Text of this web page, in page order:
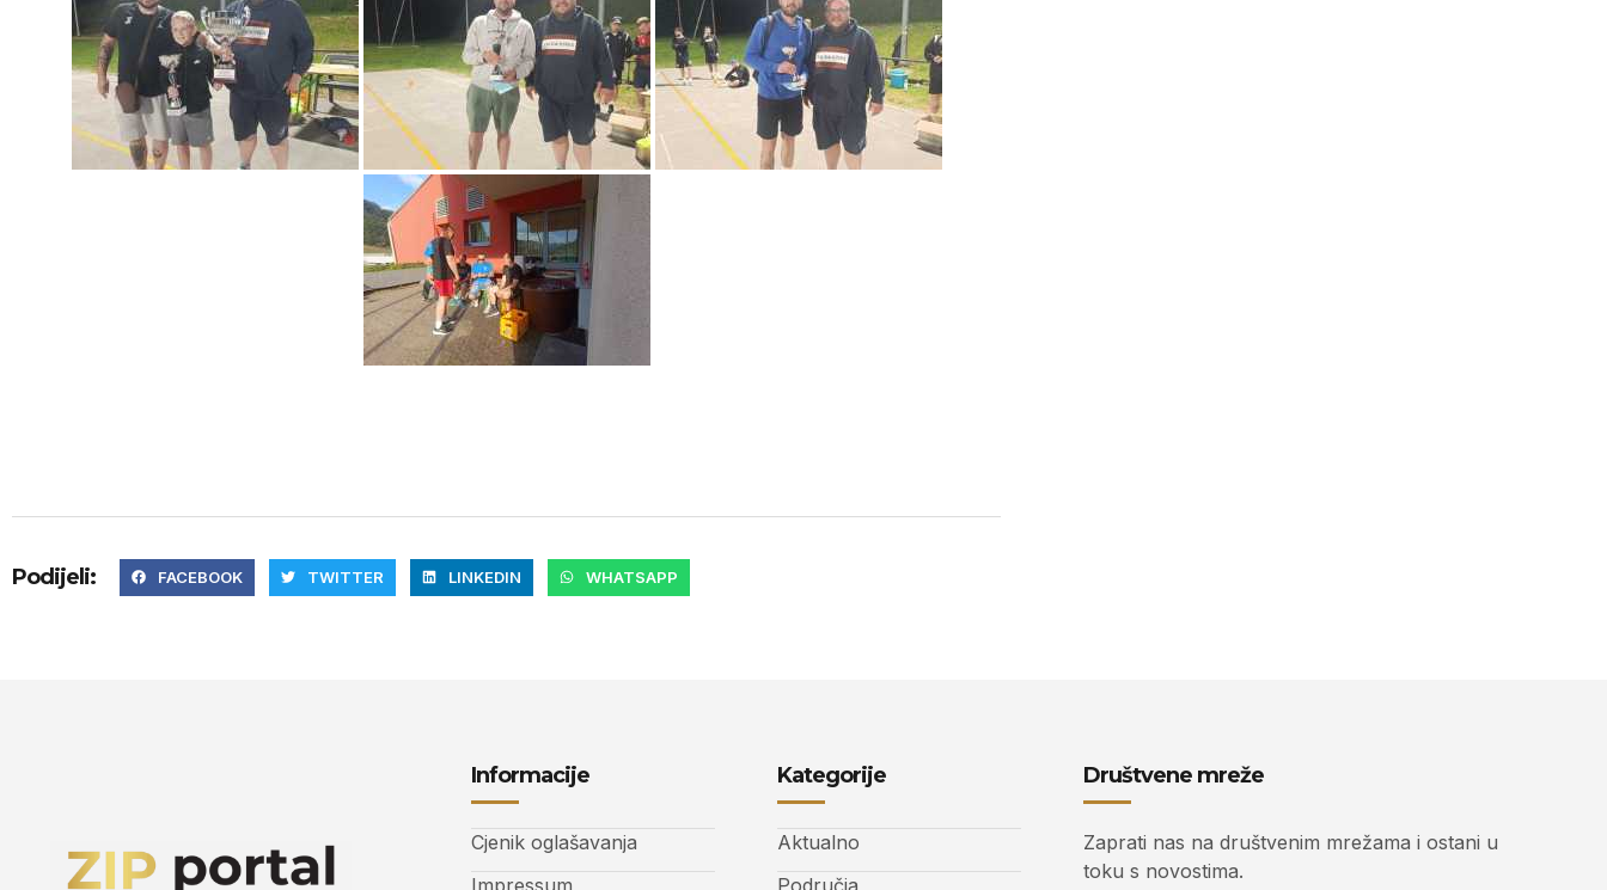
Podijeli: FACEBOOK TWITTER LINKEDIN WHATSAPP
Informacije
Cjenik oglašavanja
Kategorije
Aktualno
Društvene mreže
Zaprati nas na društvenim mrežama i ostani u
toku s novostima.